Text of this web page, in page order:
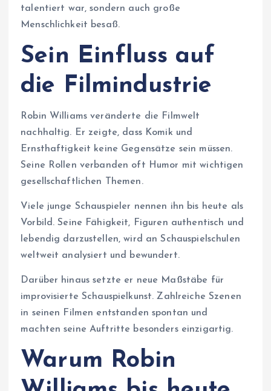
talentiert war, sondern auch große
Menschlichkeit besaß.
Sein Einfluss auf
die Filmindustrie
Robin Williams veränderte die Filmwelt
nachhaltig. Er zeigte, dass Komik und
Ernsthaftigkeit keine Gegensätze sein müssen.
Seine Rollen verbanden oft Humor mit wichtigen
gesellschaftlichen Themen.
Viele junge Schauspieler nennen ihn bis heute als
Vorbild. Seine Fähigkeit, Figuren authentisch und
lebendig darzustellen, wird an Schauspielschulen
weltweit analysiert und bewundert.
Darüber hinaus setzte er neue Maßstäbe für
improvisierte Schauspielkunst. Zahlreiche Szenen
in seinen Filmen entstanden spontan und
machten seine Auftritte besonders einzigartig.
Warum Robin